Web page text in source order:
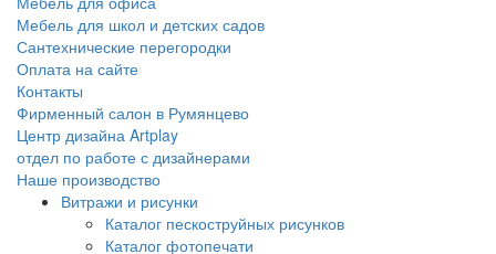
Мебель для школ и детских садов
Сантехнические перегородки
Оплата на сайте
Контакты
Фирменный салон в Румянцево
Центр дизайна Artplay
отдел по работе с дизайнерами
Наше производство
Витражи и рисунки
Каталог пескоструйных рисунков
Каталог фотопечати